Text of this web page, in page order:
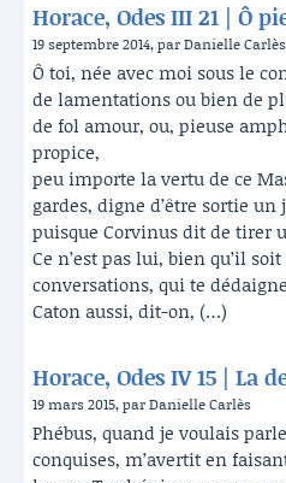
Horace, Odes III 21 | Ô
19 septembre 2014, par Danielle Carlès
Ô toi, née avec moi sous le
de lamentations ou bien de
de fol amour, ou, pieuse
propice,
peu importe la vertu de ce
gardes, digne d’être sortie
puisque Corvinus dit de tirer
Ce n’est pas lui, bien qu’il
conversations, qui te
Caton aussi, dit-on, (…)
Horace, Odes IV 15 | La
19 mars 2015, par Danielle Carlès
Phébus, quand je voulais
conquises, m’avertit en